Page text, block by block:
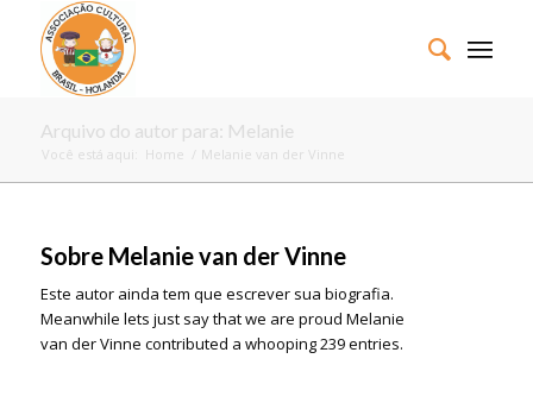
Arquivo do autor para: Melanie
Você está aqui: Home / Melanie van der Vinne
Sobre Melanie van der Vinne
Este autor ainda tem que escrever sua biografia.
Meanwhile lets just say that we are proud Melanie
van der Vinne contributed a whooping 239 entries.